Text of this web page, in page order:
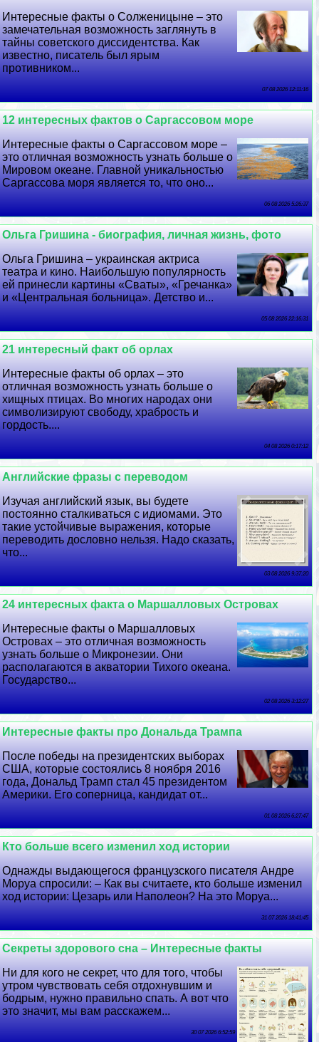
Интересные факты о Солженицыне – это
замечательная возможность заглянуть в
тайны советского диссидентства. Как
известно, писатель был ярым
противником...
07 08 2026 12:11:16
12 интересных фактов о Саргассовом море
Интересные факты о Саргассовом море –
это отличная возможность узнать больше о
Мировом океане. Главной уникальностью
Саргассова моря является то, что оно...
06 08 2026 5:26:37
Ольга Гришина - биография, личная жизнь, фото
Ольга Гришина – украинская актриса
театра и кино. Наибольшую популярность
ей принесли картины «Сваты», «Гречанка»
и «Центральная больница». Детство и...
05 08 2026 22:16:31
21 интересный факт об орлах
Интересные факты об орлах – это
отличная возможность узнать больше о
хищных птицах. Во многих народах они
символизируют свободу, храбрость и
гордость....
04 08 2026 0:17:12
Английские фразы с переводом
Изучая английский язык, вы будете
постоянно сталкиваться с идиомами. Это
такие устойчивые выражения, которые
переводить дословно нельзя. Надо сказать,
что...
03 08 2026 9:37:20
24 интересных факта о Маршалловых Островах
Интересные факты о Маршалловых
Островах – это отличная возможность
узнать больше о Микронезии. Они
располагаются в акватории Тихого океана.
Государство...
02 08 2026 3:12:27
Интересные факты про Дональда Трампа
После победы на президентских выборах
США, которые состоялись 8 ноября 2016
года, Дональд Трамп стал 45 президентом
Америки. Его соперница, кандидат от...
01 08 2026 6:27:47
Кто больше всего изменил ход истории
Однажды выдающегося французского писателя Андре
Моруа спросили: – Как вы считаете, кто больше изменил
ход истории: Цезарь или Наполеон? На это Моруа...
31 07 2026 18:41:45
Секреты здорового сна – Интересные факты
Ни для кого не секрет, что для того, чтобы
утром чувствовать себя отдохнувшим и
бодрым, нужно правильно спать. А вот что
это значит, мы вам расскажем...
30 07 2026 6:52:59